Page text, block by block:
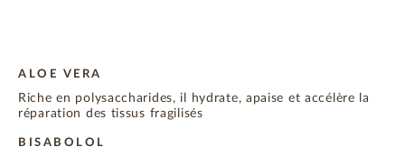
ALOE VERA
Riche en polysaccharides, il hydrate, apaise et accélère la
réparation des tissus fragilisés
BISABOLOL